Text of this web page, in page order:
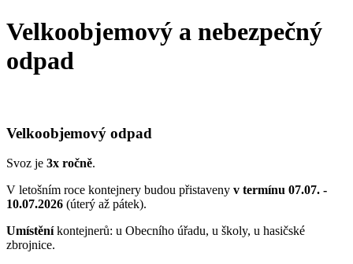
Velkoobjemový a nebezpečný
odpad
Velkoobjemový odpad
Svoz je 3x ročně.
V letošním roce kontejnery budou přistaveny v termínu 07.07. -
10.07.2026 (úterý až pátek).
Umístěníkontejnerů: u Obecního úřadu, u školy, u hasičské
zbrojnice.